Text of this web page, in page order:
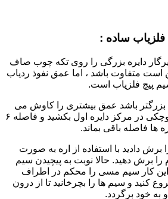
ساده :
و پرگار دایره بزرگی را روی تکه چوب صاف
است متفاوت باشد ، اما عمق نفوذ ردیاب
پیچ فلزیاب است.
بزرگتر باشد عمق بیشتری را کاوش می
کند. بعد از آن یک دایره کوچکی در مرکز دایره اول بکشید و فاصله ۶
برش دادید با استفاده از اره به صورت
را برش دهید. حالا نوبت به پیچیدن سیم
این کار سیم مسی را محکم در اطراف
کنید و سیم ها را بچرخانید تا از درون
خود برگردد.